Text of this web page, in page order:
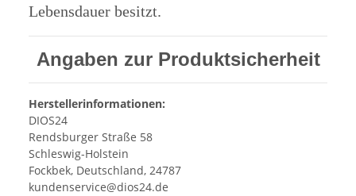
Lebensdauer besitzt.
Angaben zur Produktsicherheit
Herstellerinformationen:
DIOS24
Rendsburger Straße 58
Schleswig-Holstein
Fockbek, Deutschland, 24787
kundenservice@dios24.de